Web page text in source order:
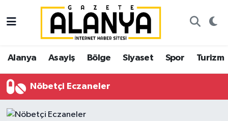
Alanya Asayiş Bölge Siyaset Spor Turizm
Nöbetçi Eczaneler
Alanya
Asayiş
Bölge
Siyaset
İstanbul Nöbetçi Eczaneler
İstanbul Hava Durumu
İstanbul Trafik Yoğunluk Haritası
Süper Lig Puan Durumu ve Fikstür